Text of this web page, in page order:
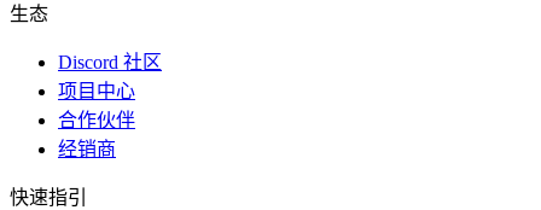
生态
Discord 社区
项目中心
合作伙伴
经销商
快速指引